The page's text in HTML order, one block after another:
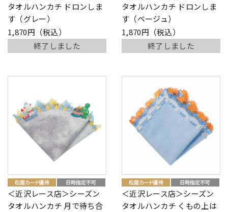
タオルハンカチ ドロンしま
す（グレー）
1,870円（税込）
終了しました
タオルハンカチ ドロンしま
す（ベージュ）
1,870円（税込）
終了しました
＜近沢レース店＞シーズン
タオルハンカチ 月で待ち合
＜近沢レース店＞シーズン
タオルハンカチ くもの上は